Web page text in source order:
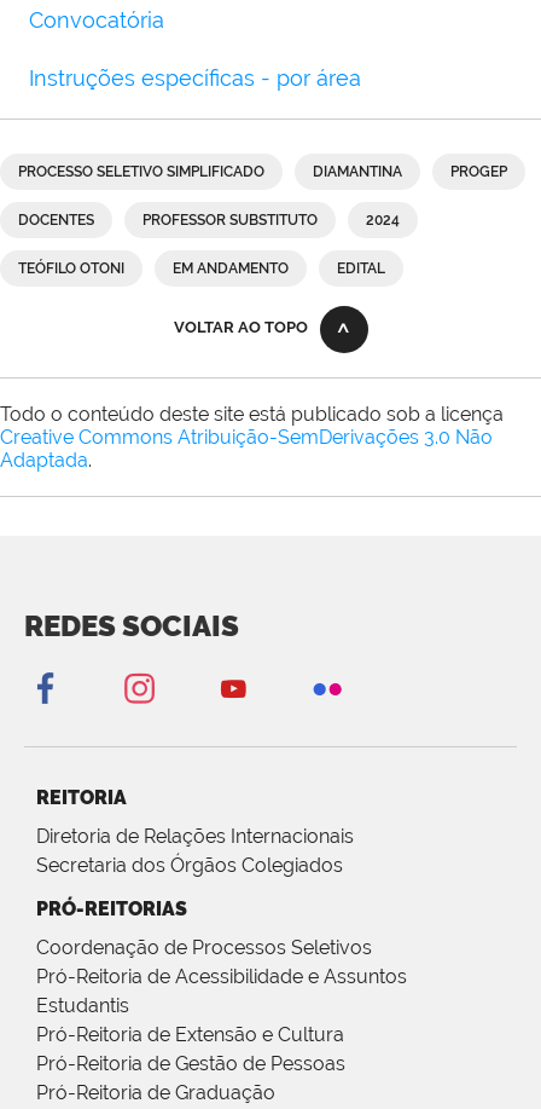
Convocatória
Instruções específicas - por área
PROCESSO SELETIVO SIMPLIFICADO DIAMANTINA PROGEP
DOCENTES PROFESSOR SUBSTITUTO 2024
TEÓFILO OTONI EM ANDAMENTO EDITAL
VOLTAR AO TOPO
Todo o conteúdo deste site está publicado sob a licença
Creative Commons Atribuição-SemDerivações 3.0 Não
Adaptada.
REDES SOCIAIS
REITORIA
Diretoria de Relações Internacionais
Secretaria dos Órgãos Colegiados
PRÓ-REITORIAS
Coordenação de Processos Seletivos
Pró-Reitoria de Acessibilidade e Assuntos
Estudantis
Pró-Reitoria de Extensão e Cultura
Pró-Reitoria de Gestão de Pessoas
Pró-Reitoria de Graduação